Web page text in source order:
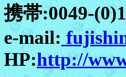
携帯:0049-
e-mail:
HP:http://